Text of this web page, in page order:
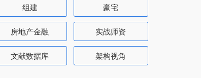
组建 豪宅
房地产金融 实战师资
文献数据库 架构视角